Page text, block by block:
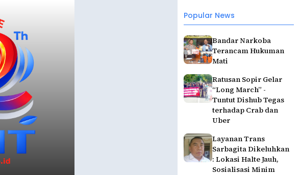
Popular News
Bandar Narkoba
Terancam Hukuman
Mati
Ratusan Sopir Gelar
“Long March” -
Tuntut Dishub Tegas
terhadap Crab dan
Uber
Layanan Trans
Sarbagita Dikeluhkan
: Lokasi Halte Jauh,
Sosialisasi Minim